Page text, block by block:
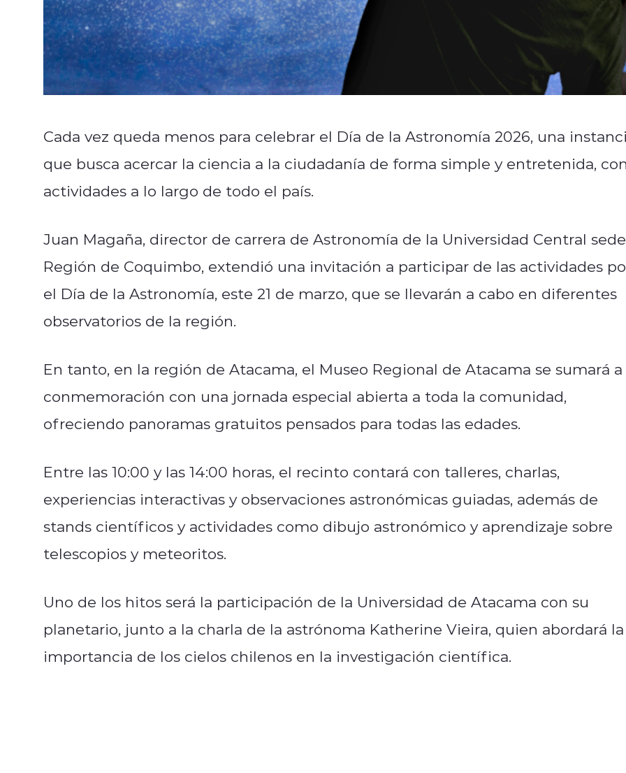
Cada vez queda menos para celebrar el Día de la Astronomía 2026, una
que busca acercar la ciencia a la ciudadanía de forma simple y entretenida,
actividades a lo largo de todo el país.
Juan Magaña, director de carrera de Astronomía de la Universidad Central sede
Región de Coquimbo, extendió una invitación a participar de las actividades
el Día de la Astronomía, este 21 de marzo, que se llevarán a cabo en diferentes
observatorios de la región.
En tanto, en la región de Atacama, el Museo Regional de Atacama se sumará a
conmemoración con una jornada especial abierta a toda la comunidad,
ofreciendo panoramas gratuitos pensados para todas las edades.
Entre las 10:00 y las 14:00 horas, el recinto contará con talleres, charlas,
experiencias interactivas y observaciones astronómicas guiadas, además de
stands científicos y actividades como dibujo astronómico y aprendizaje sobre
telescopios y meteoritos.
Uno de los hitos será la participación de la Universidad de Atacama con su
planetario, junto a la charla de la astrónoma Katherine Vieira, quien abordará la
importancia de los cielos chilenos en la investigación científica.